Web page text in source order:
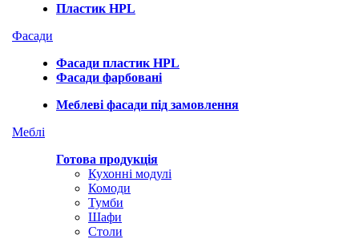
Пластик HPL
Фасади
Фасади пластик HPL
Фасади фарбовані
Меблеві фасади під замовлення
Меблі
Готова продукція
Кухонні модулі
Комоди
Тумби
Шафи
Столи